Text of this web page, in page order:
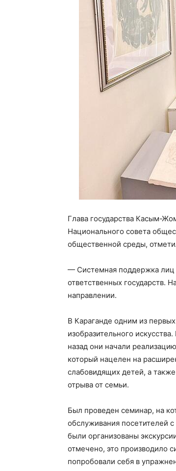
Глава государства Касым-
Национального совета
общественной среды,
— Системная поддержка лиц
ответственных государств.
направлении.
В Караганде одним из
изобразительного
назад они начали
который нацелен на
слабовидящих детей, а
отрыва от семьи.
Был проведен семинар, на
обслуживания посетителей
были организованы
отмечено, это производило
попробовали себя в